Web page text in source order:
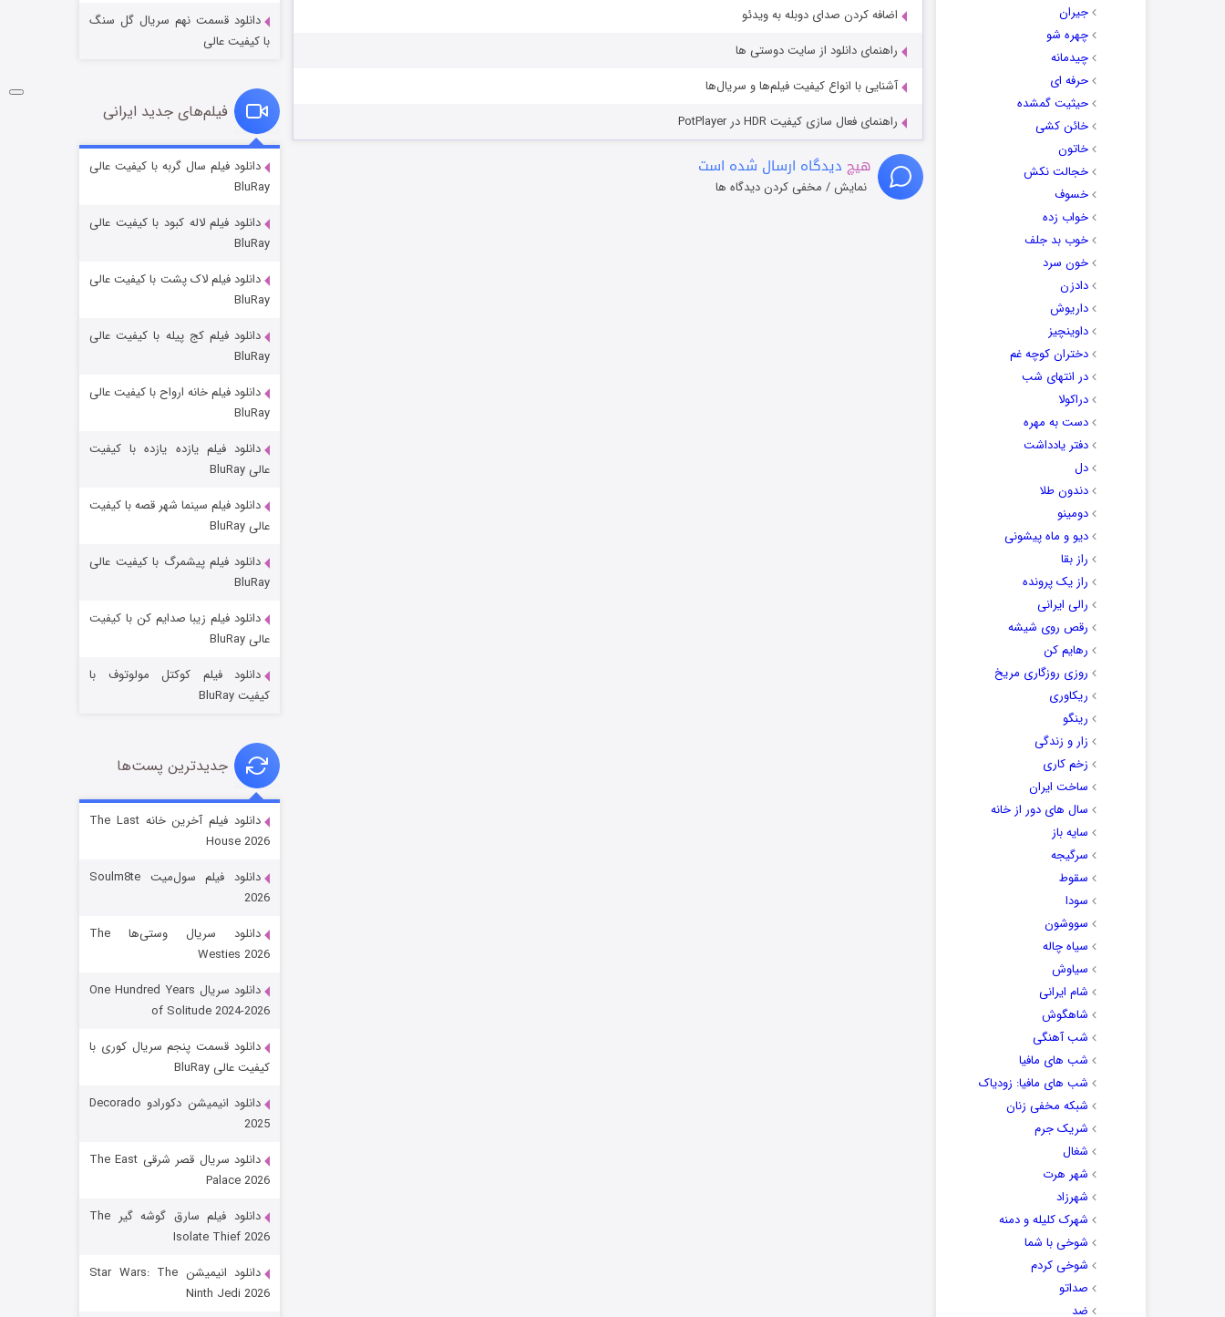
جیران
چهره شو
چیدمانه
حرفه ای
حیثیت گمشده
خائن کشی
خاتون
خجالت نکش
خسوف
خواب زده
خوب بد جلف
خون سرد
دادزن
داریوش
داوینچیز
دختران کوچه غم
در انتهای شب
دراکولا
دست به مهره
دفتر یادداشت
دل
دندون طلا
دومینو
دیو و ماه پیشونی
راز بقا
راز یک پرونده
رالی ایرانی
رقص روی شیشه
رهایم کن
روزی روزگاری مریخ
ریکاوری
رینگو
زار و زندگی
زخم کاری
ساخت ایران
سال های دور از خانه
سایه باز
سرگیجه
سقوط
سودا
سووشون
سیاه چاله
سیاوش
شام ایرانی
شاهگوش
شب آهنگی
شب های مافیا
شب های مافیا: زودیاک
شبکه مخفی زنان
شریک جرم
شغال
شهر هرت
شهرزاد
شهرک کلیله و دمنه
شوخی با شما
شوخی کردم
صداتو
ضد
اضافه کردن صدای دوبله به ویدئو
راهنمای دانلود از سایت دوستی ها
آشنایی با انواع کیفیت فیلم‌ها و سریال‌ها
راهنمای فعال سازی کیفیت HDR در PotPlayer
هیچ دیدگاه ارسال شده است
نمایش / مخفی کردن دیدگاه ها
شوگر فصل ۲
قسمت
خاندان اژدها فصل ۳
جادوگری در مغولستان
قسمت
رویایی برای تو
قسمت
دانلود قسمت نهم سریال گل سنگ
با کیفیت عالی
فیلم‌های جدید ایرانی
دانلود فیلم سال گربه با کیفیت عالی
BluRay
دانلود فیلم لاله کبود با کیفیت عالی
BluRay
دانلود فیلم لاک پشت با کیفیت عالی
BluRay
دانلود فیلم کج‌ پیله با کیفیت عالی
BluRay
دانلود فیلم خانه ارواح با کیفیت عالی
BluRay
دانلود فیلم یازده یازده با کیفیت
عالی BluRay
دانلود فیلم سینما شهر قصه با کیفیت
عالی BluRay
دانلود فیلم پیشمرگ با کیفیت عالی
BluRay
دانلود فیلم زیبا صدایم کن با کیفیت
عالی BluRay
دانلود فیلم کوکتل مولوتوف با
کیفیت BluRay
جدیدترین پست‌ها
دانلود فیلم آخرین خانه The Last
House 2026
دانلود فیلم سول‌میت Soulm8te
2026
دانلود سریال وستی‌ها The
Westies 2026
دانلود سریال One Hundred Years
of Solitude 2024-2026
دانلود قسمت پنجم سریال کوری با
کیفیت عالی BluRay
دانلود انیمیشن دکورادو Decorado
2025
دانلود سریال قصر شرقی The East
Palace 2026
دانلود فیلم سارق گوشه گیر The
Isolate Thief 2026
دانلود انیمیشن Star Wars: The
Ninth Jedi 2026